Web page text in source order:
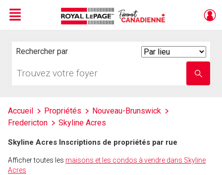
Menu
Rechercher par
votre
nom
Accueil Propriétés
Nouveau-Brunswick
Fredericton
Skyline Acres
Skyline Acres Inscriptions de propriétés par rue
Afficher toutes les maisons et les condos à vendre dans Skyline
Acres